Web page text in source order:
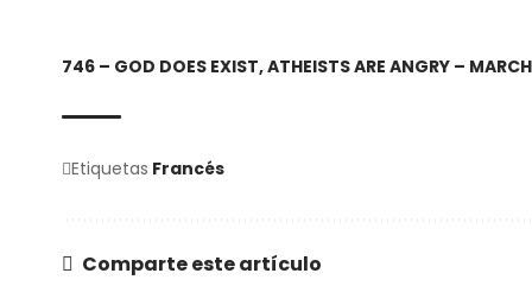
746 – GOD DOES EXIST, ATHEISTS ARE ANGRY –
Etiquetas Francés
Comparte este artículo